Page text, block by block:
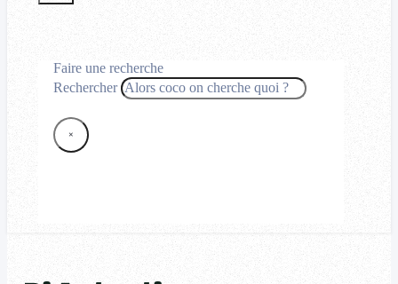
Faire une recherche
Rechercher
×